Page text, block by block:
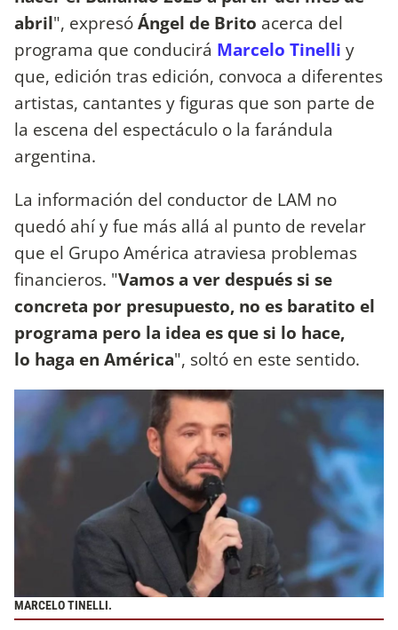
abril", expresóÁngel de Brito acerca del
programa que conducirá Marcelo Tinelli y
que, edición tras edición, convoca a diferentes
artistas, cantantes y figuras que son parte de
la escena del espectáculo o la farándula
argentina.
La información del conductor de LAM no
quedó ahí y fue más allá al punto de revelar
que el Grupo América atraviesa problemas
financieros. "Vamos a ver después si se
concreta por presupuesto, no es baratito el
programa pero la idea es que si lo hace,
lo haga en América", soltó en este sentido.
MARCELO TINELLI.